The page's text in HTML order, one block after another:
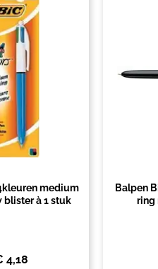
medium
à 1 stuk
4,18
Balpen
ring